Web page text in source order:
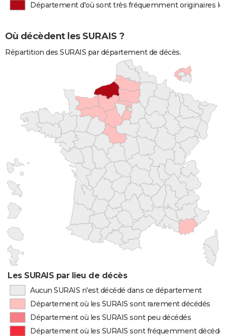
Département d'où sont très fréquemment originaires
Où décèdent les SURAIS ?
Répartition des SURAIS par département de décès.
Les SURAIS par lieu de décès
Aucun SURAIS n'est décédé dans ce département
Département où les SURAIS sont rarement décédés
Département où les SURAIS sont peu décédés
Département où les SURAIS sont fréquemment